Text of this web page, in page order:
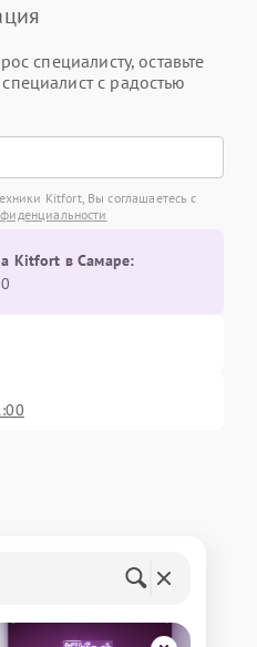
специалисту, оставьте
с радостью
Kitfort, Вы соглашаетесь с
Kitfort в Самаре: